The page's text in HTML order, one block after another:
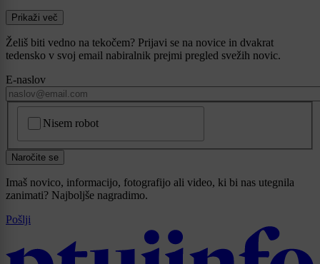
Prikaži več
Želiš biti vedno na tekočem? Prijavi se na novice in dvakrat
tedensko v svoj email nabiralnik prejmi pregled svežih novic.
E-naslov
Nisem robot
Naročite se
Imaš novico, informacijo, fotografijo ali video, ki bi nas utegnila
zanimati? Najboljše nagradimo.
Pošlji